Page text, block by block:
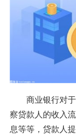
商业银行对
察贷款人的收入
息等等，贷款人